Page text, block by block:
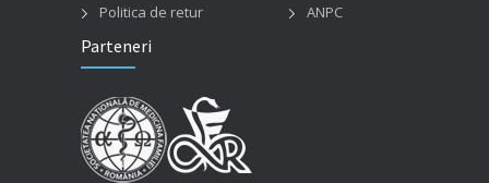
Politica de retur
ANPC
Parteneri